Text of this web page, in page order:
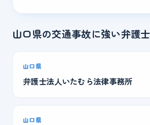
山口県の交通事故に強い弁護
山口県
弁護士法人いたむら法律事務所
山口県